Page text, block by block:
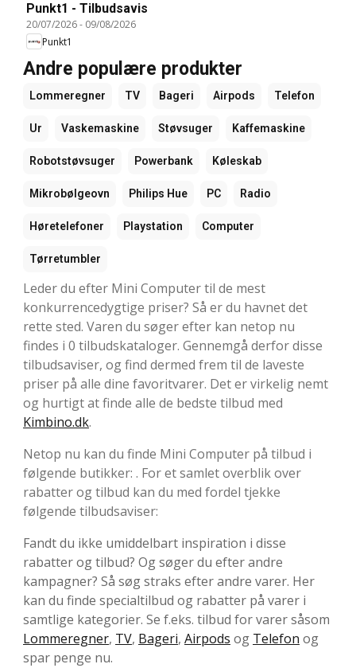
Punkt1 - Tilbudsavis
20/07/2026- 09/08/2026
Punkt1
Andre populære produkter
Lommeregner TV Bageri Airpods Telefon
Ur Vaskemaskine Støvsuger Kaffemaskine
Robotstøvsuger Powerbank Køleskab
Mikrobølgeovn Philips Hue PC Radio
Høretelefoner Playstation Computer
Tørretumbler
Leder du efter Mini Computer til de mest
konkurrencedygtige priser? Så er du havnet det
rette sted. Varen du søger efter kan netop nu
findes i 0 tilbudskataloger. Gennemgå derfor disse
tilbudsaviser, og find dermed frem til de laveste
priser på alle dine favoritvarer. Det er virkelig nemt
og hurtigt at finde alle de bedste tilbud med
Kimbino.dk.
Netop nu kan du finde Mini Computer på tilbud i
følgende butikker: . For et samlet overblik over
rabatter og tilbud kan du med fordel tjekke
følgende tilbudsaviser:
Fandt du ikke umiddelbart inspiration i disse
rabatter og tilbud? Og søger du efter andre
kampagner? Så søg straks efter andre varer. Her
kan du finde specialtilbud og rabatter på varer i
samtlige kategorier. Se f.eks. tilbud for varer såsom
Lommeregner, TV, Bageri, Airpods og Telefon og
spar penge nu.